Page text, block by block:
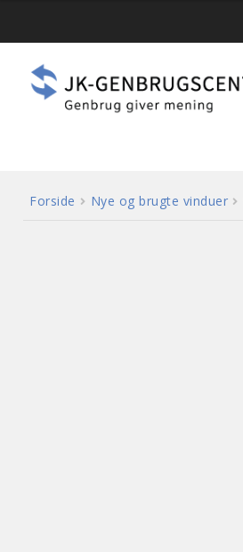
Forside Nye og brugte vinduer